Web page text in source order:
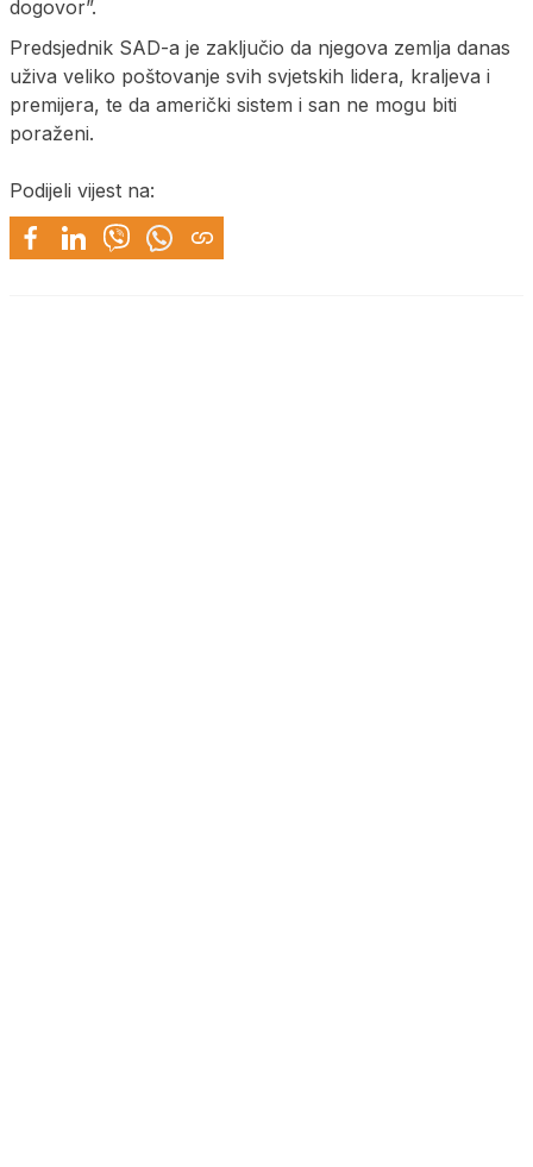
dogovor”.
Predsjednik SAD-a je zaključio da njegova zemlja danas
uživa veliko poštovanje svih svjetskih lidera, kraljeva i
premijera, te da američki sistem i san ne mogu biti
poraženi.
Podijeli vijest na: